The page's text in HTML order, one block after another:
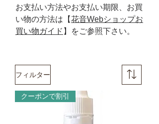
​お支払い方法やお支払い期限、お買
い物の方法は【花音Webショップお
買い物ガイド 】をご参照下さい。
フィルター
クーポンで割引